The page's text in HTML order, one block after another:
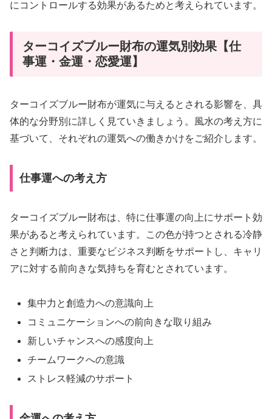
にコントロールする効果があるためと考えられています。
ターコイズブルー財布の運気別効果【仕
事運・金運・恋愛運】
ターコイズブルー財布が運気に与えるとされる影響を、具
体的な分野別に詳しく見ていきましょう。風水の考え方に
基づいて、それぞれの運気への働きかけをご紹介します。
仕事運への考え方
ターコイズブルー財布は、特に仕事運の向上にサポート効
果があると考えられています。この色が持つとされる冷静
さと判断力は、重要なビジネス判断をサポートし、キャリ
アに対する前向きな気持ちを育むとされています。
集中力と創造力への意識向上
コミュニケーションへの前向きな取り組み
新しいチャンスへの感度向上
チームワークへの意識
ストレス軽減のサポート